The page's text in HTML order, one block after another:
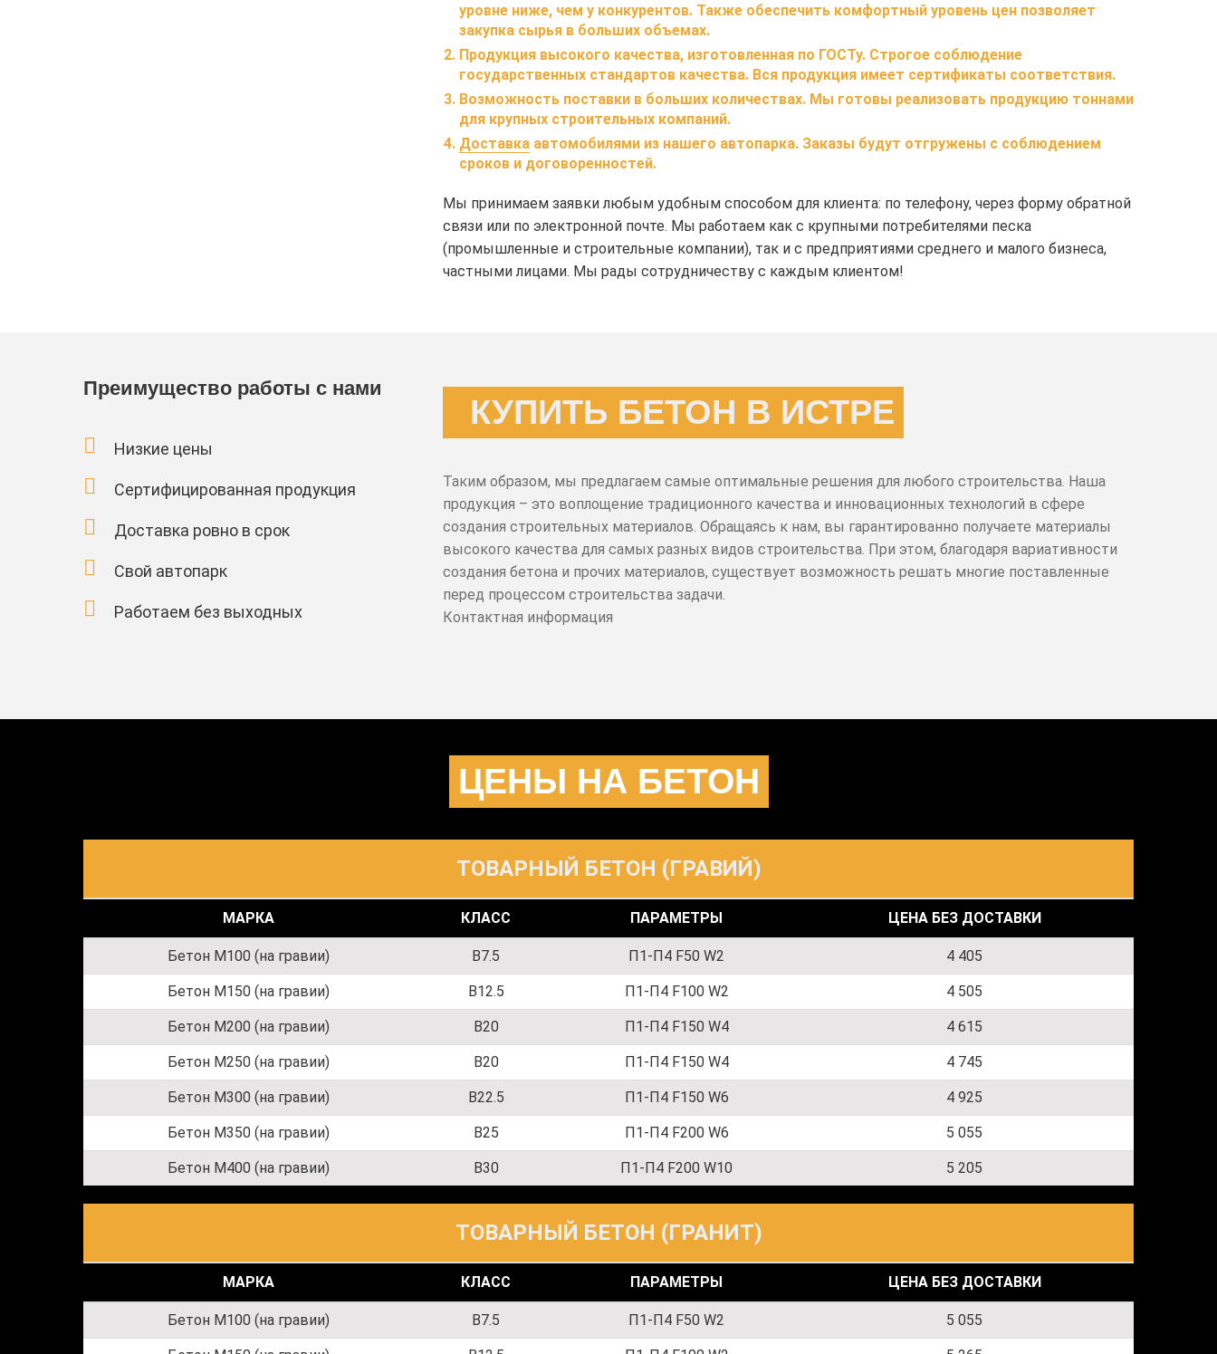
уровне ниже, чем у конкурентов. Также обеспечить комфортный уровень цен позволяет
закупка сырья в больших объемах.
Продукция высокого качества, изготовленная по ГОСТу. Строгое соблюдение
государственных стандартов качества. Вся продукция имеет сертификаты соответствия.
Возможность поставки в больших количествах. Мы готовы реализовать продукцию тоннами
для крупных строительных компаний.
Доставкаавтомобилями из нашего автопарка.Заказы будут отгружены с соблюдением
сроков и договоренностей.
Мы принимаем заявки любым удобным способом для клиента: по телефону, через форму обратной
связи или по электронной почте. Мы работаем как с крупными потребителями песка
(промышленные и строительные компании), так и с предприятиями среднего и малого бизнеса,
частными лицами. Мы рады сотрудничеству с каждым клиентом!
Преимущество работы с нами
Низкие цены
Сертифицированная продукция
Доставка ровно в срок
Свой автопарк
Работаем без выходных
КУПИТЬ БЕТОН В ИСТРЕ
Таким образом, мы предлагаем самые оптимальные решения для любого строительства. Наша
продукция – это воплощение традиционного качества и инновационных технологий в сфере
создания строительных материалов. Обращаясь к нам, вы гарантированно получаете материалы
высокого качества для самых разных видов строительства. При этом, благодаря вариативности
создания бетона и прочих материалов, существует возможность решать многие поставленные
перед процессом строительства задачи.
Контактная информация
ЦЕНЫ НА БЕТОН
ТОВАРНЫЙ БЕТОН (ГРАВИЙ)
МАРКА КЛАСС ПАРАМЕТРЫ ЦЕНА БЕЗ ДОСТАВКИ
Бетон M100 (на гравии) B7.5 П1-П4 F50 W2 4 405
Бетон M150 (на гравии) B12.5 П1-П4 F100 W2 4 505
Бетон M200 (на гравии) B20 П1-П4 F150 W4 4 615
Бетон M250 (на гравии) B20 П1-П4 F150 W4 4 745
Бетон M300 (на гравии) B22.5 П1-П4 F150 W6 4 925
Бетон M350 (на гравии) B25 П1-П4 F200 W6 5 055
Бетон M400 (на гравии) B30 П1-П4 F200 W10 5 205
ТОВАРНЫЙ БЕТОН (ГРАНИТ)
МАРКА КЛАСС ПАРАМЕТРЫ ЦЕНА БЕЗ ДОСТАВКИ
Бетон M100 (на гравии) B7.5 П1-П4 F50 W2 5 055